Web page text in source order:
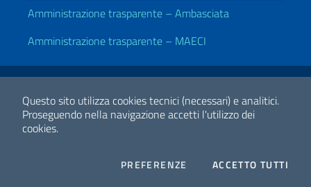
Questo sito utilizza cookies tecnici (necessari) e analitici.
Proseguendo nella navigazione accetti l'utilizzo dei
cookies.
PREFERENZE COOKIESACCETTO TUTTI
Amministrazione trasparente – Ambasciata
Amministrazione trasparente – MAECI
Link Utili